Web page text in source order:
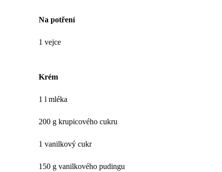
Na potření
1 vejce
Krém
1 l mléka
200 g krupicového cukru
1 vanilkový cukr
150 g vanilkového pudingu